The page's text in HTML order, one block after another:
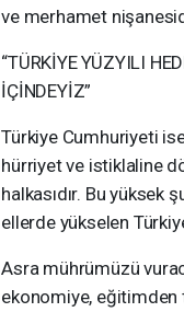
ve merhamet
“TÜRKİYE YÜZYILI
İÇİNDEYİZ”
Türkiye Cumhuriyeti
hürriyet ve istiklaline
halkasıdır. Bu
ellerde yükselen
Asra mührümüzü
ekonomiye, eğitimden